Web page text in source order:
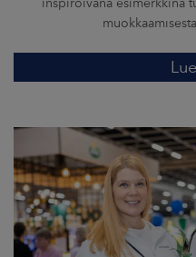
inspiroivana esimerkkinä